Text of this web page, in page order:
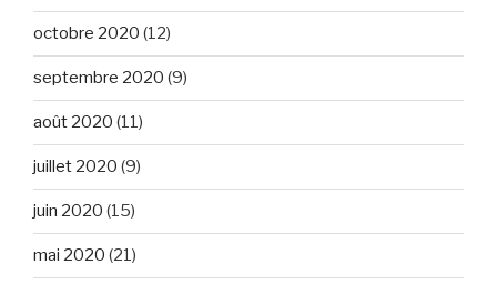
octobre 2020 (12)
septembre 2020 (9)
août 2020 (11)
juillet 2020 (9)
juin 2020 (15)
mai 2020 (21)